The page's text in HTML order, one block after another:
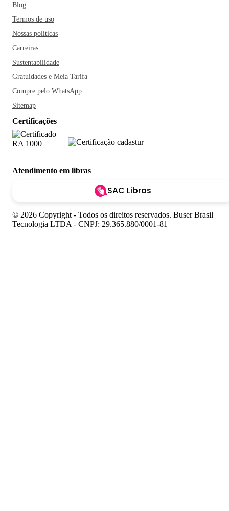
Blog
Termos de uso
Nossas políticas
Carreiras
Sustentabilidade
Gratuidades e Meia Tarifa
Compre pelo WhatsApp
Sitemap
Certificações
Atendimento em libras
SAC Libras
© 2026 Copyright - Todos os direitos reservados. Buser Brasil
Tecnologia LTDA - CNPJ: 29.365.880/0001-81